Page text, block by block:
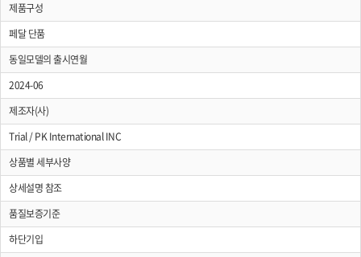
제품구성
페달 단품
동일모델의 출시연월
2024-06
제조자(사)
Trial / PK International INC
상품별 세부사양
상세설명 참조
품질보증기준
하단기입